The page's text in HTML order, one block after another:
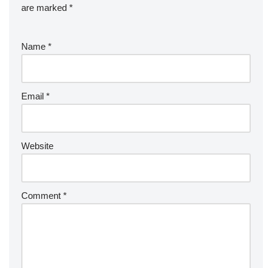
are marked *
Name *
Email *
Website
Comment *